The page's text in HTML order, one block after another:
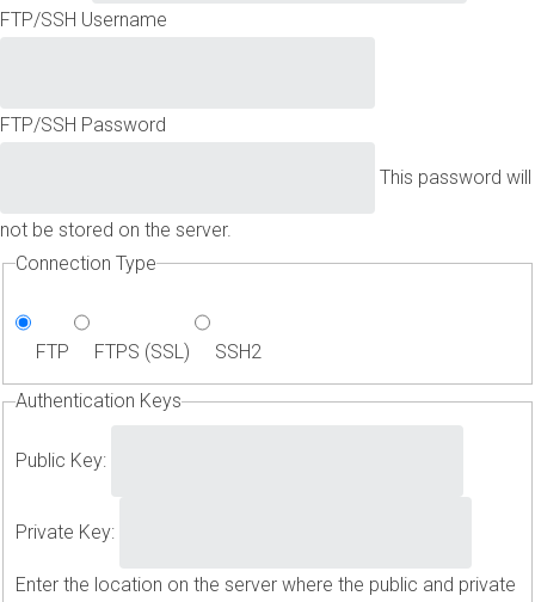
FTP/SSH Username
FTP/SSH Password
This password will
not be stored on the server.
Connection Type
FTP FTPS (SSL) SSH2
Authentication Keys
Public Key:
Private Key:
Enter the location on the server where the public and private